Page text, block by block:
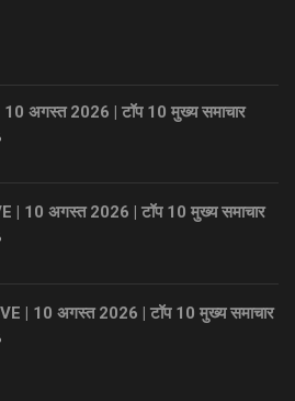
10 अगस्त 2026 | टॉप 10 मुख्य समाचार
| 10 अगस्त 2026 | टॉप 10 मुख्य समाचार
| 10 अगस्त 2026 | टॉप 10 मुख्य समाचार